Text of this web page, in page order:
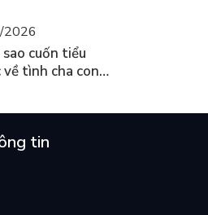
2026
cuốn tiểu
tình cha con
tin